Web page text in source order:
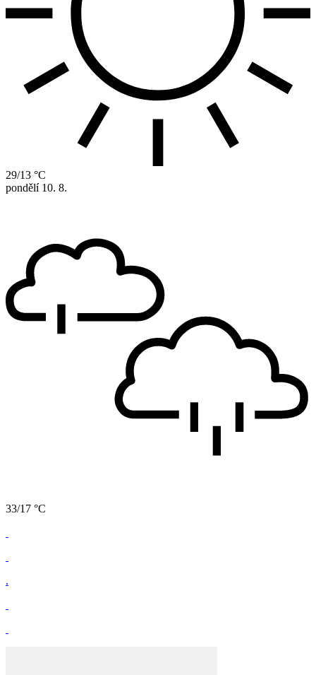
29/13 °C
pondělí 10. 8.
33/17 °C
.